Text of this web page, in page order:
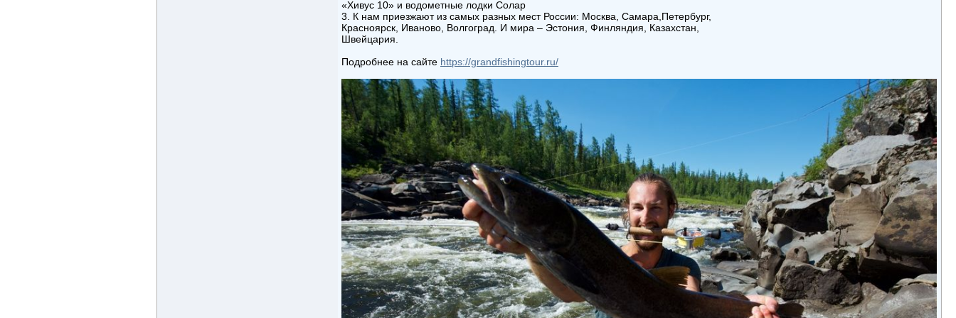
«Хивус 10» и водометные лодки Солар
3. К нам приезжают из самых разных мест России: Москва, Самара,Петербург,
Красноярск, Иваново, Волгоград. И мира – Эстония, Финляндия, Казахстан,
Швейцария.
Подробнее на сайте https://grandfishingtour.ru/